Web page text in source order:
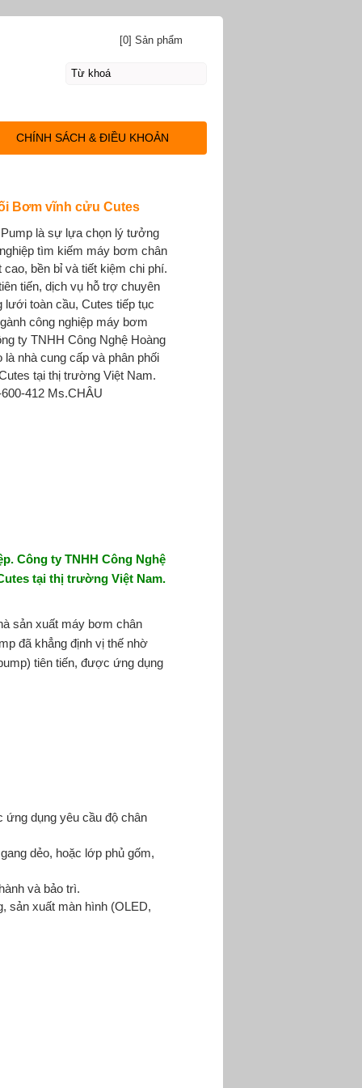
Bơm vĩnh cửu Cutes
là sự lựa chọn lý tưởng
tìm kiếm máy bơm chân
cao, bền bỉ và tiết kiệm chi phí.
tiến, dịch vụ hỗ trợ chuyên
lưới toàn cầu, Cutes tiếp tục
công nghiệp máy bơm
ty TNHH Công Nghệ Hoàng
là nhà cung cấp và phân phối
tại thị trường Việt Nam.
412 Ms.CHÂU
Công ty TNHH Công Nghệ
tại thị trường Việt Nam.
sản xuất máy bơm chân
đã khẳng định vị thế nhờ
tiên tiến, được ứng dụng
ứng dụng yêu cầu độ chân
dẻo, hoặc lớp phủ gốm,
và bảo trì.
sản xuất màn hình (OLED,
[0] Sản phẩm
CHÍNH SÁCH & ĐIỀU KHOẢN